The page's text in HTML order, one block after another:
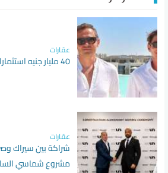
عقارات
40 مليار جنيه استثمارات مصر إيطاليا الفندقية
عقارات
شراكة بين سيراك
مشروع شماسي